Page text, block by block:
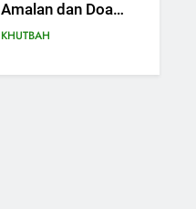
Amalan dan Doa
Orang Tua agar
Pesantren Sukses
KHUTBAH